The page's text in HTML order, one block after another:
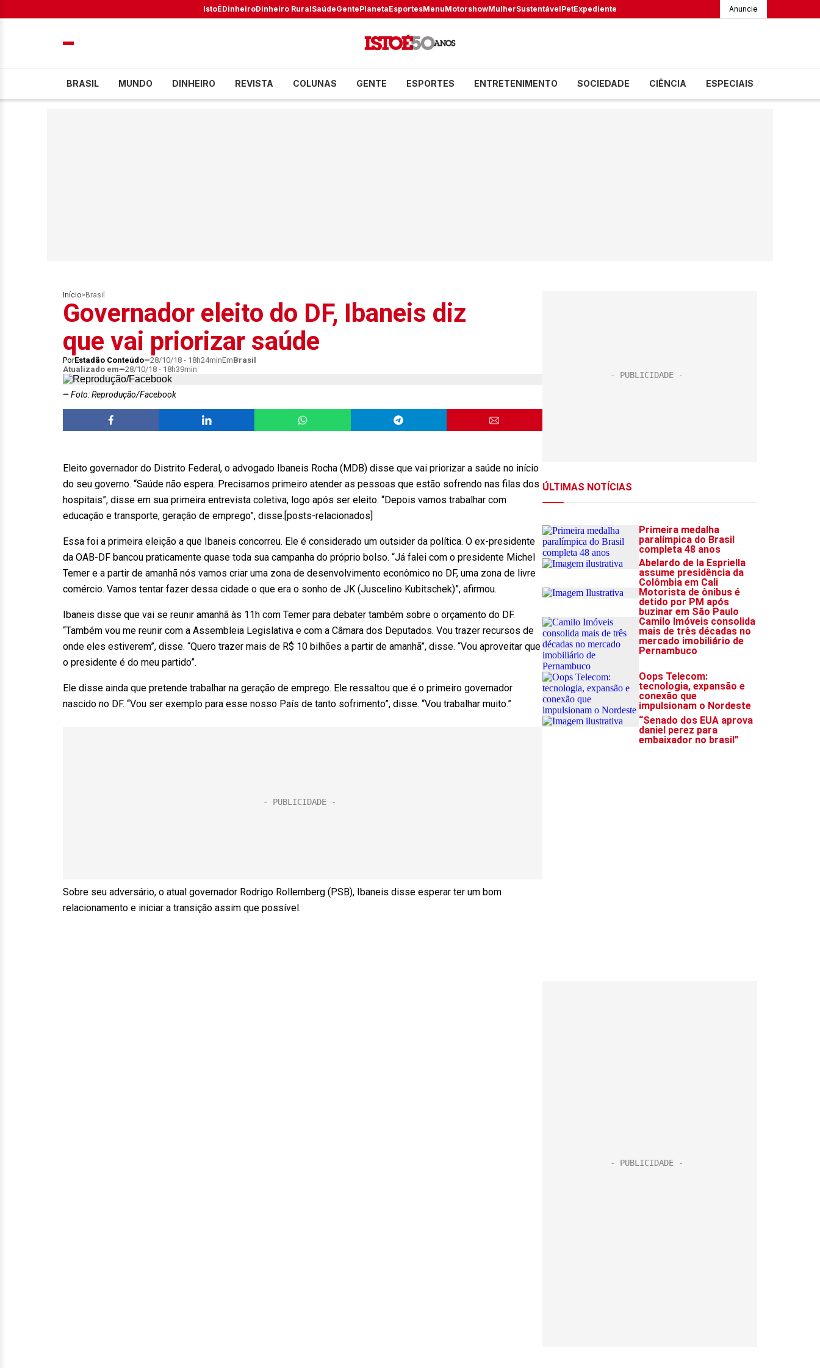
IstoÉDinheiroDinheiro RuralSaúdeGentePlanetaEsportesMenuMotorshowMulherSustentávelPetExpediente Anuncie
BRASIL MUNDO DINHEIRO REVISTA COLUNAS GENTE ESPORTES ENTRETENIMENTO SOCIEDADE CIÊNCIA ESPECIAIS
Início> Brasil
Governador eleito do DF, Ibaneis diz
que vai priorizar saúde
PorEstadão Conteúdo 28/10/18 - 18h24minEmBrasil
Atualizado em
28/10/18 - 18h39min
Foto: Reprodução/Facebook
Eleito governador do Distrito Federal, o advogado Ibaneis Rocha (MDB) disse que vai priorizar a saúde no início
do seu governo. “Saúde não espera. Precisamos primeiro atender as pessoas que estão sofrendo nas filas dos
hospitais”, disse em sua primeira entrevista coletiva, logo após ser eleito. “Depois vamos trabalhar com
educação e transporte, geração de emprego”, disse.[posts-relacionados]
Essa foi a primeira eleição a que Ibaneis concorreu. Ele é considerado um outsider da política. O ex-presidente
da OAB-DF bancou praticamente quase toda sua campanha do próprio bolso. “Já falei com o presidente Michel
Temer e a partir de amanhã nós vamos criar uma zona de desenvolvimento econômico no DF, uma zona de livre
comércio. Vamos tentar fazer dessa cidade o que era o sonho de JK (Juscelino Kubitschek)”, afirmou.
Ibaneis disse que vai se reunir amanhã às 11h com Temer para debater também sobre o orçamento do DF.
“Também vou me reunir com a Assembleia Legislativa e com a Câmara dos Deputados. Vou trazer recursos de
onde eles estiverem”, disse. “Quero trazer mais de R$ 10 bilhões a partir de amanhã”, disse. “Vou aproveitar que
o presidente é do meu partido”.
Ele disse ainda que pretende trabalhar na geração de emprego. Ele ressaltou que é o primeiro governador
nascido no DF. “Vou ser exemplo para esse nosso País de tanto sofrimento”, disse. “Vou trabalhar muito.”
Sobre seu adversário, o atual governador Rodrigo Rollemberg (PSB), Ibaneis disse esperar ter um bom
relacionamento e iniciar a transição assim que possível.